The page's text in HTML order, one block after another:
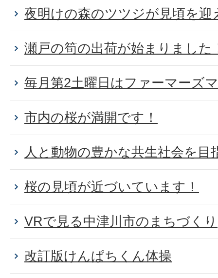
夜明けの森のツツジが見頃を迎
瀬戸の筍の出荷が始まりました
毎月第2土曜日はファーマーズ
市内の桜が満開です！
人と動物の豊かな共生社会を目
桜の見頃が近づいています！
VRで見る中津川市のまちづくり
改訂版けんぱちくん体操